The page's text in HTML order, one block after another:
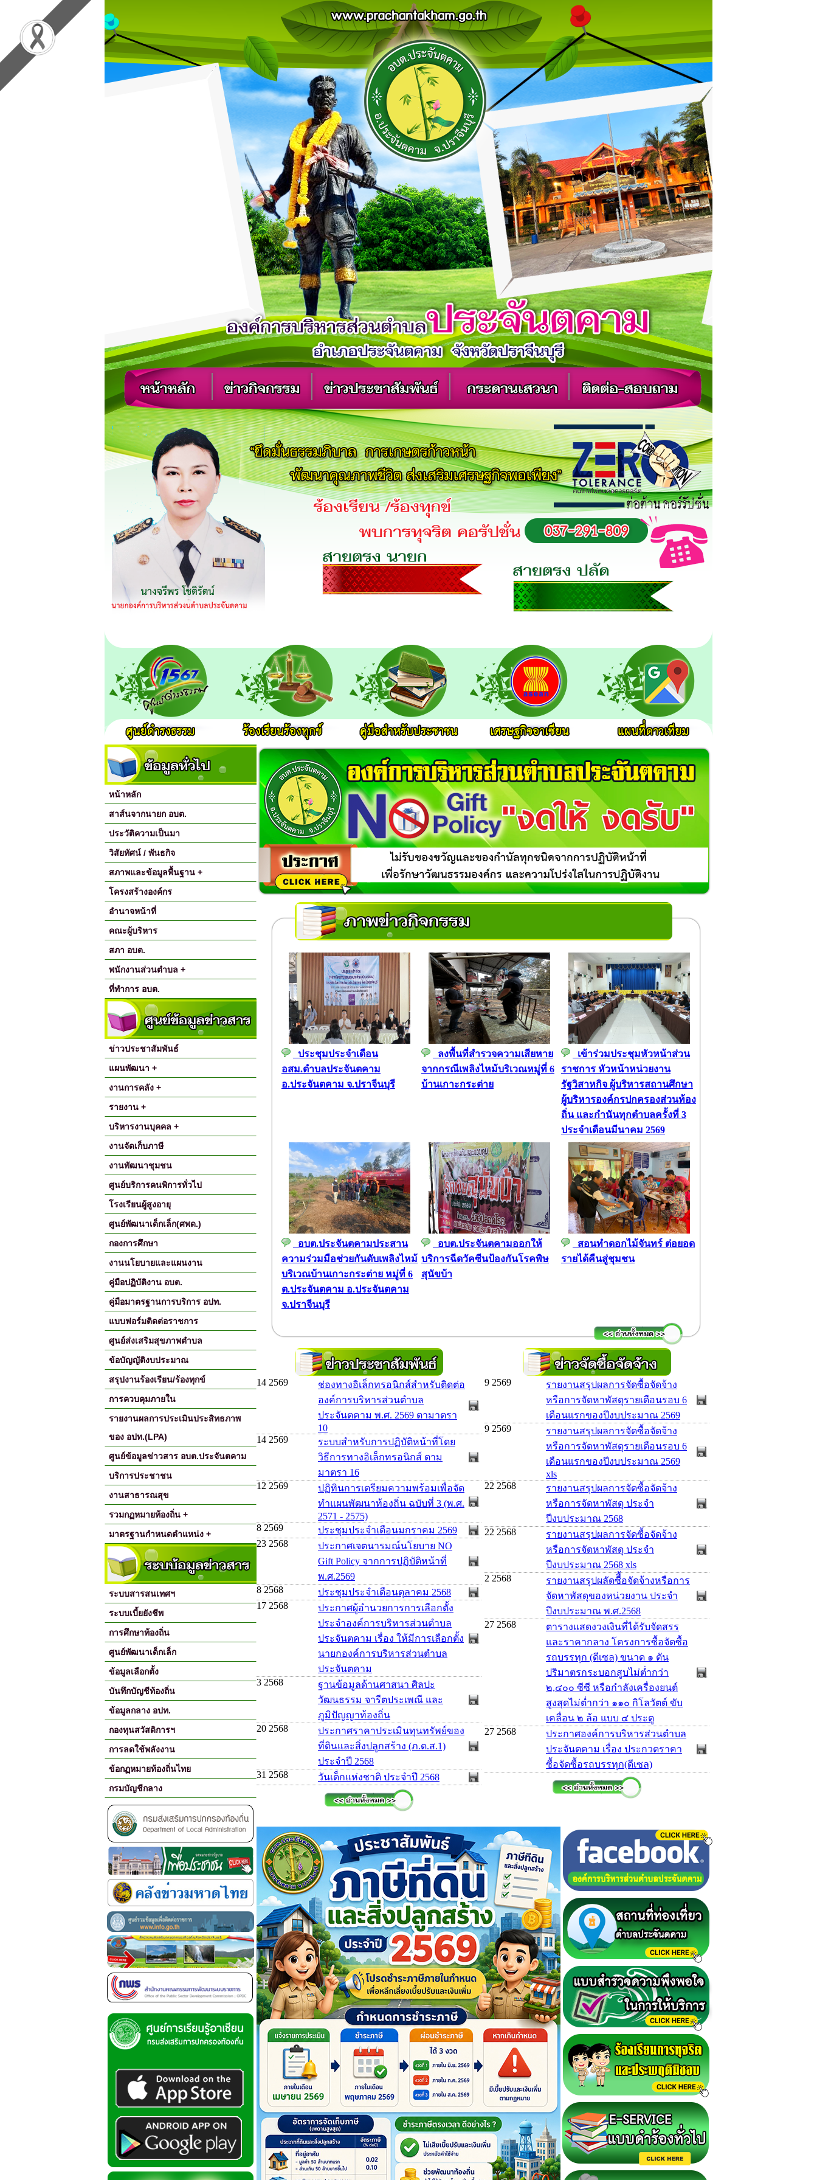
หน้าหลัก
สาส์นจากนายก อบต.
ประวัติความเป็นมา
วิสัยทัศน์ / พันธกิจ
สภาพและข้อมูลพื้นฐาน +
โครงสร้างองค์กร
อำนาจหน้าที่
คณะผู้บริหาร
สภา อบต.
พนักงานส่วนตำบล +
ที่ทำการ อบต.
ข่าวประชาสัมพันธ์
แผนพัฒนา +
งานการคลัง +
รายงาน +
บริหารงานบุคคล +
งานจัดเก็บภาษี
งานพัฒนาชุมชน
ศูนย์บริการคนพิการทั่วไป
โรงเรียนผู้สูงอายุ
ศูนย์พัฒนาเด็กเล็ก(ศพด.)
กองการศึกษา
งานนโยบายและแผนงาน
คู่มือปฏิบัติงาน อบต.
คู่มือมาตรฐานการบริการ อปท.
แบบฟอร์มติดต่อราชการ
ศูนย์ส่งเสริมสุขภาพตำบล
ข้อบัญญัติงบประมาณ
สรุปงานร้องเรียน/ร้องทุกข์
การควบคุมภายใน
รายงานผลการประเมินประสิทธภาพ
ของ อปท.(LPA)
ศูนย์ข้อมูลข่าวสาร อบต.ประจันตคาม
บริการประชาชน
งานสาธารณสุข
รวมกฏหมายท้องถิ่น +
มาตรฐานกำหนดตำแหน่ง +
ระบบสารสนเทศฯ
ระบบเบี้ยยังชีพ
การศึกษาท้องถิ่น
ศูนย์พัฒนาเด็กเล็ก
ข้อมูลเลือกตั้ง
บันทึกบัญชีท้องถิ่น
ข้อมูลกลาง อปท.
กองทุนสวัสดิการฯ
การลดใช้พลังงาน
ข้อกฏหมายท้องถิ่นไทย
กรมบัญชีกลาง
ประชุมประจำเดือน
อสม.ตำบลประจันตคาม
อ.ประจันตคาม จ.ปราจีนบุรี
ลงพื้นที่สำรวจความเสียหาย
จากกรณีเพลิงไหม้บริเวณหมู่ที่ 6
บ้านเกาะกระต่าย
เข้าร่วมประชุมหัวหน้าส่วน
ราชการ หัวหน้าหน่วยงาน
รัฐวิสาหกิจ ผู้บริหารสถานศึกษา
ผู้บริหารองค์กรปกครองส่วนท้อง
ถิ่น และกำนันทุกตำบลครั้งที่ 3
ประจำเดือนมีนาคม 2569
อบต.ประจันตคามประสาน
ความร่วมมือช่วยกันดับเพลิงไหม้
บริเวณบ้านเกาะกระต่าย หมู่ที่ 6
ต.ประจันตคาม อ.ประจันตคาม
จ.ปราจีนบุรี
อบต.ประจันตคามออกให้
บริการฉีดวัคซีนป้องกันโรคพิษ
สุนัขบ้า
สอนทำดอกไม้จันทร์ ต่อยอด
รายได้คืนสู่ชุมชน
14 2569
ช่องทางอิเล็กทรอนิกส์สำหรับติดต่อ
องค์การบริหารส่วนตำบล
ประจันตคาม พ.ศ. 2569 ตามาตรา
10
14 2569
ระบบสำหรับการปฏิบัติหน้าที่โดย
วิธีการทางอิเล็กทรอนิกส์ ตาม
มาตรา 16
12 2569
ปฏิทินการเตรียมความพร้อมเพื่อจัด
ทำแผนพัฒนาท้องถิ่น ฉบับที่ 3 (พ.ศ.
2571 - 2575)
8 2569
ประชุมประจำเดือนมกราคม 2569
23 2568
ประกาศเจตนารมณ์นโยบาย NO
Gift Policy จากการปฏิบัติหน้าที่
พ.ศ.2569
8 2568
ประชุมประจำเดือนตุลาคม 2568
17 2568
ประกาศผู้อำนวยการการเลือกตั้ง
ประจำองค์การบริหารส่วนตำบล
ประจันตคาม เรื่อง ให้มีการเลือกตั้ง
นายกองค์การบริหารส่วนตำบล
ประจันตคาม
3 2568
ฐานข้อมูลด้านศาสนา ศิลปะ
วัฒนธรรม จารีตประเพณี และ
ภูมิปัญญาท้องถิ่น
20 2568
ประกาศราคาประเมินทุนทรัพย์ของ
ที่ดินและสิ่งปลูกสร้าง (ภ.ด.ส.1)
ประจำปี 2568
31 2568
วันเด็กแห่งชาติ ประจำปี 2568
9 2569
รายงานสรุปผลการจัดซื้อจัดจ้าง
หรือการจัดหาพัสดุรายเดือนรอบ 6
เดือนแรกของปีงบประมาณ 2569
9 2569
รายงานสรุปผลการจัดซื้อจัดจ้าง
หรือการจัดหาพัสดุรายเดือนรอบ 6
เดือนแรกของปีงบประมาณ 2569
xls
22 2568
รายงานสรุปผลการจัดซื้อจัดจ้าง
หรือการจัดหาพัสดุ ประจำ
ปีงบประมาณ 2568
22 2568
รายงานสรุปผลการจัดซื้อจัดจ้าง
หรือการจัดหาพัสดุ ประจำ
ปีงบประมาณ 2568 xls
2 2568
รายงานสรุปผลัดซืื้อจัดจ้างหรือการ
จัดหาพัสดุของหน่วยงาน ประจำ
ปีงบประมาณ พ.ศ.2568
27 2568
ตารางแสดงวงเงินที่ได้รับจัดสรร
และราคากลาง โครงการซื้อจัดซื้อ
รถบรรทุก (ดีเซล) ขนาด ๑ ตัน
ปริมาตรกระบอกสูบไม่ต่ำกว่า
๒,๔๐๐ ซีซี หรือกำลังเครื่องยนต์
สูงสุดไม่ต่ำกว่า ๑๑๐ กิโลวัตต์ ขับ
เคลื่อน ๒ ล้อ แบบ ๔ ประตู
27 2568
ประกาศองค์การบริหารส่วนตำบล
ประจันตคาม เรื่อง ประกวดราคา
ซื้อจัดซื้อรถบรรทุก(ดีเซล)